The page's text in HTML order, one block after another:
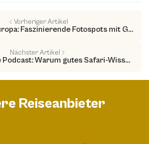
Vorheriger Artikel
Lost Places in Europa: Faszinierende Fotospots mit Gänsehaut-Garantie
Nächster Artikel
Der Safari Guide Podcast: Warum gutes Safari-Wissen deine Fotos besser macht
Reiseanbieter